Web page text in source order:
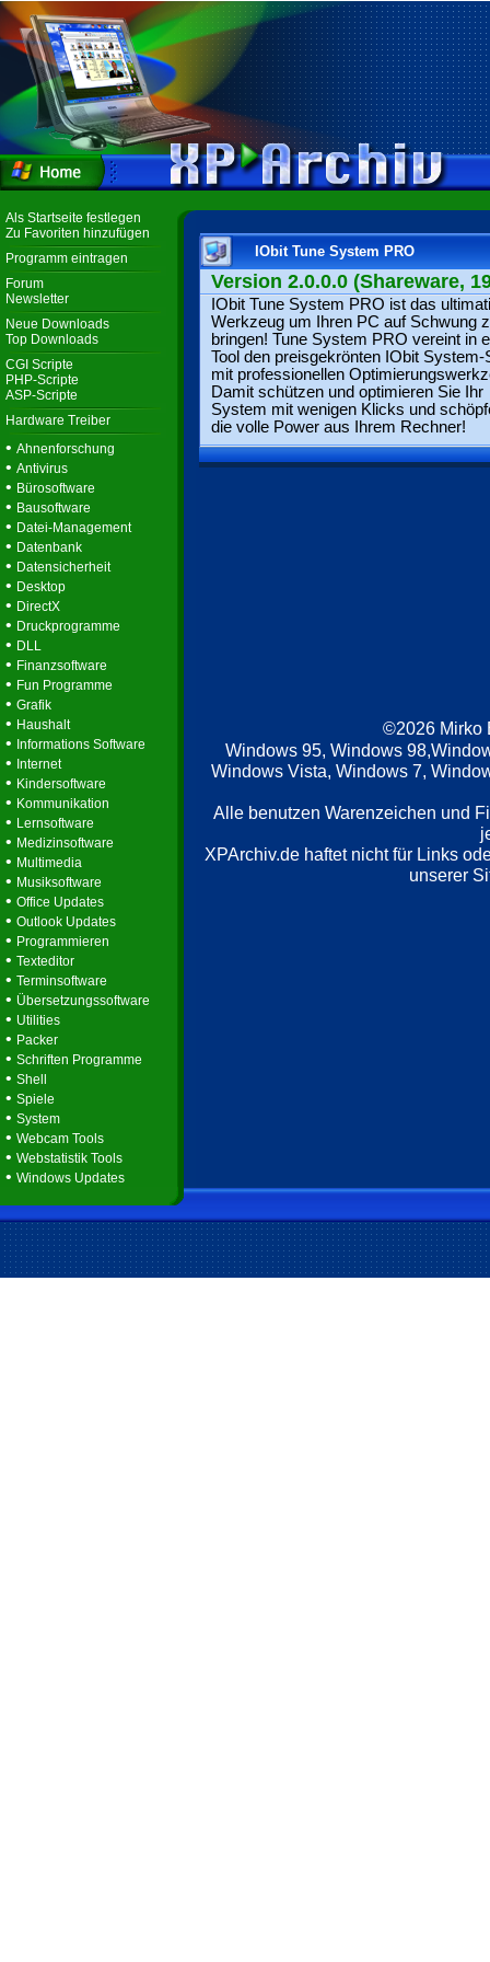
Als Startseite festlegen
Zu Favoriten hinzufügen
Programm eintragen
Forum
Newsletter
Neue Downloads
Top Downloads
CGI Scripte
PHP-Scripte
ASP-Scripte
Hardware Treiber
• Ahnenforschung
• Antivirus
• Bürosoftware
• Bausoftware
• Datei-Management
• Datenbank
• Datensicherheit
• Desktop
• DirectX
• Druckprogramme
• DLL
• Finanzsoftware
• Fun Programme
• Grafik
• Haushalt
• Informations Software
• Internet
• Kindersoftware
• Kommunikation
• Lernsoftware
• Medizinsoftware
• Multimedia
• Musiksoftware
• Office Updates
• Outlook Updates
• Programmieren
• Texteditor
• Terminsoftware
• Übersetzungssoftware
• Utilities
• Packer
• Schriften Programme
• Shell
• Spiele
• System
• Webcam Tools
• Webstatistik Tools
• Windows Updates
IObit Tune System PRO
Version 2.0.0.0 (Shareware,
IObit Tune System PRO ist das
Werkzeug um Ihren PC auf Schwung
bringen! Tune System PRO vereint in
Tool den preisgekrönten IObit System-
mit professionellen
Damit schützen und optimieren Sie Ihr
System mit wenigen Klicks und
die volle Power aus Ihrem Rechner!
©2026 Mirko
Windows 95, Windows
Windows Vista, Windows 7,
Alle benutzen Warenzeichen und
XPArchiv.de haftet nicht für Links
unserer